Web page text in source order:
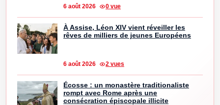
6 août 2026 0 vue
À Assise, Léon XIV vient réveiller les
rêves de milliers de jeunes Européens
6 août 2026 2 vues
Écosse : un monastère traditionaliste
rompt avec Rome après une
consécration épiscopale illicite